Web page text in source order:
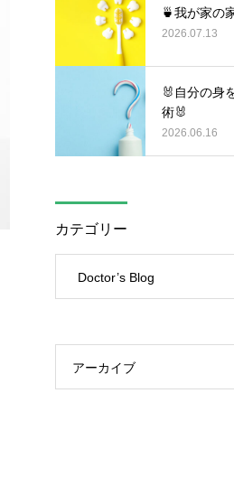
🍵我が家の
2026.07.13
🐰自分の身
術🐰
2026.06.16
カテゴリー
Doctor’s Blog
アーカイブ